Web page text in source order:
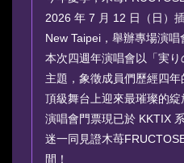
2026 年 7 月 12 日（日）
New Taipei，舉辦專場演唱
本次四週年演唱會以「実
主題，象徵成員們歷經四
頂級舞台上迎來最璀璨的綻
演唱會門票現已於 KKTIX
迷一同見證木苺
間！